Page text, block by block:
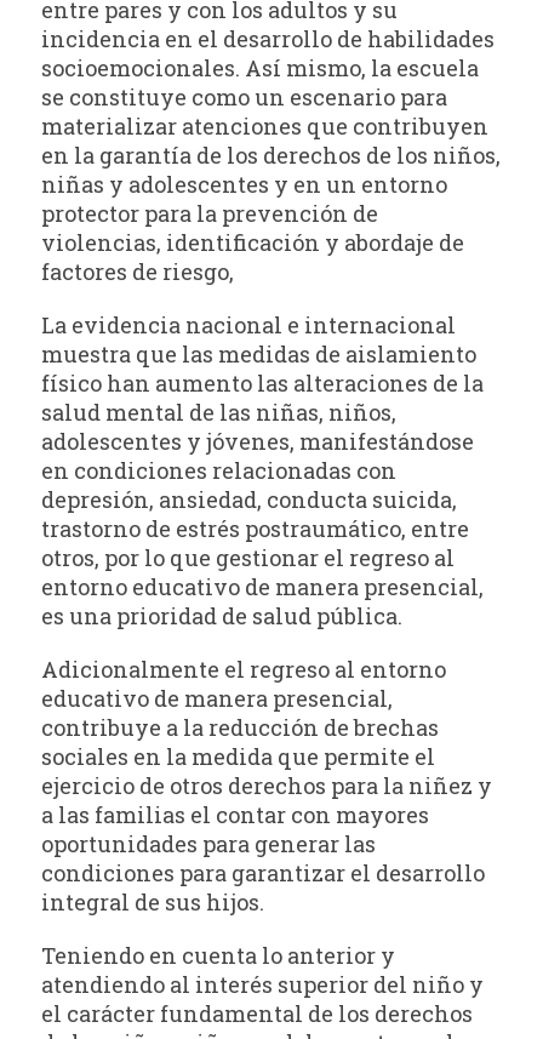
entre pares y con los adultos y su
incidencia en el desarrollo de habilidades
socioemocionales. Así mismo, la escuela
se constituye como un escenario para
materializar atenciones que contribuyen
en la garantía de los derechos de los niños,
niñas y adolescentes y en un entorno
protector para la prevención de
violencias, identificación y abordaje de
factores de riesgo,
La evidencia nacional e internacional
muestra que las medidas de aislamiento
físico han aumento las alteraciones de la
salud mental de las niñas, niños,
adolescentes y jóvenes, manifestándose
en condiciones relacionadas con
depresión, ansiedad, conducta suicida,
trastorno de estrés postraumático, entre
otros, por lo que gestionar el regreso al
entorno educativo de manera presencial,
es una prioridad de salud pública.
Adicionalmente el regreso al entorno
educativo de manera presencial,
contribuye a la reducción de brechas
sociales en la medida que permite el
ejercicio de otros derechos para la niñez y
a las familias el contar con mayores
oportunidades para generar las
condiciones para garantizar el desarrollo
integral de sus hijos.
Teniendo en cuenta lo anterior y
atendiendo al interés superior del niño y
el carácter fundamental de los derechos